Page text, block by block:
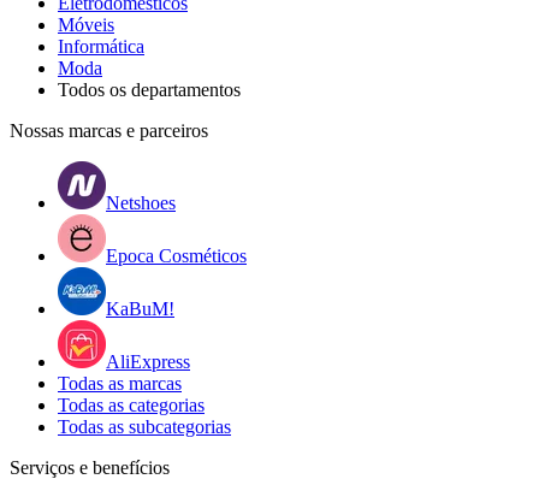
Móveis
Informática
Moda
Todos os departamentos
Nossas marcas e parceiros
Netshoes
Epoca Cosméticos
KaBuM!
AliExpress
Todas as marcas
Todas as categorias
Todas as subcategorias
Serviços e benefícios